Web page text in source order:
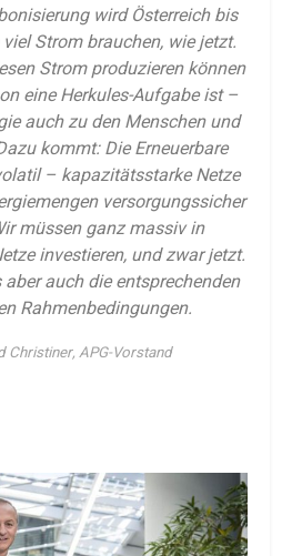
wird Österreich bis
Strom brauchen, wie jetzt.
Strom produzieren können
eine Herkules-Aufgabe ist –
auch zu den Menschen und
kommt: Die Erneuerbare
– kapazitätsstarke Netze
versorgungssicher
müssen ganz massiv in
investieren, und zwar jetzt.
auch die entsprechenden
Rahmenbedingungen.
Christiner, APG-Vorstand